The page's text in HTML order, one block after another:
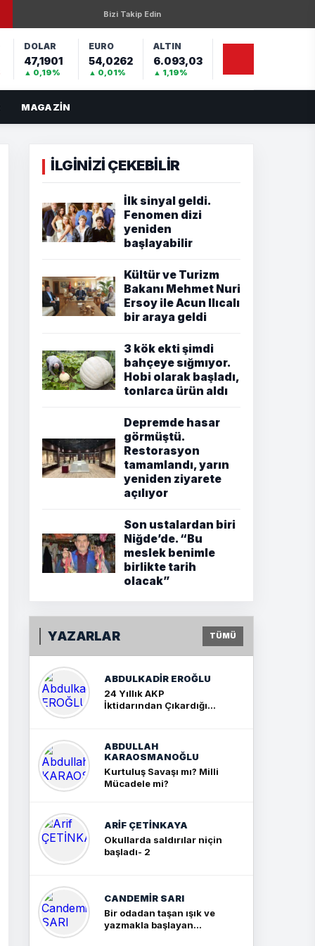
Bizi Takip Edin
DOLAR
47,1901
▲ 0,19%
EURO
54,0262
▲ 0,01%
ALTIN
6.093,03
▲ 1,19%
MAGAZIN
İLGİNİZİ ÇEKEBİLİR
İlk sinyal geldi.
Fenomen dizi
yeniden
başlayabilir
Kültür ve Turizm
Bakanı Mehmet Nuri
Ersoy ile Acun Ilıcalı
bir araya geldi
3 kök ekti şimdi
bahçeye sığmıyor.
Hobi olarak başladı,
tonlarca ürün aldı
Depremde hasar
görmüştü.
Restorasyon
tamamlandı, yarın
yeniden ziyarete
açılıyor
Son ustalardan biri
Niğde’de. “Bu
meslek benimle
birlikte tarih
olacak”
YAZARLAR TÜMÜ
ABDULKADIR EROĞLU
24 Yıllık AKP
İktidarından Çıkardığım
ABDULLAH
KARAOSMANOĞLU
Kurtuluş Savaşı mı? Milli
Mücadele mi?
ARIF ÇETİNKAYA
Okullarda saldırılar niçin
başladı- 2
CANDEMIR SARI
Bir odadan taşan ışık ve
yazmakla başlayan